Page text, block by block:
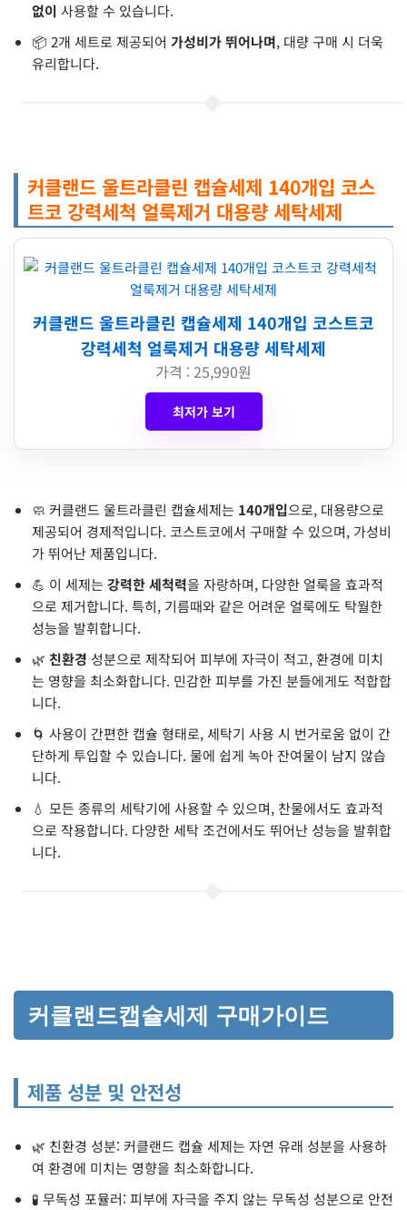
없이 사용할 수 있습니다.
📦 2개 세트로 제공되어 가성비가 뛰어나며, 대량 구매 시 더욱
유리합니다.
커클랜드 울트라클린 캡슐세제 140개입 코스
트코 강력세척 얼룩제거 대용량 세탁세제
커클랜드 울트라클린 캡슐세제 140개입 코스트코
강력세척 얼룩제거 대용량 세탁세제
가격 : 25,990원
최저가 보기
🧼 커클랜드 울트라클린 캡슐세제는 140개입으로, 대용량으로
제공되어 경제적입니다. 코스트코에서 구매할 수 있으며, 가성비
가 뛰어난 제품입니다.
💪 이 세제는 강력한 세척력을 자랑하며, 다양한 얼룩을 효과적
으로 제거합니다. 특히, 기름때와 같은 어려운 얼룩에도 탁월한
성능을 발휘합니다.
🌿 친환경 성분으로 제작되어 피부에 자극이 적고, 환경에 미치
는 영향을 최소화합니다. 민감한 피부를 가진 분들에게도 적합합
니다.
🌀 사용이 간편한 캡슐 형태로, 세탁기 사용 시 번거로움 없이 간
단하게 투입할 수 있습니다. 물에 쉽게 녹아 잔여물이 남지 않습
니다.
💧 모든 종류의 세탁기에 사용할 수 있으며, 찬물에서도 효과적
으로 작용합니다. 다양한 세탁 조건에서도 뛰어난 성능을 발휘합
니다.
커클랜드캡슐세제 구매가이드
제품 성분 및 안전성
🌿 친환경 성분: 커클랜드 캡슐 세제는 자연 유래 성분을 사용하
여 환경에 미치는 영향을 최소화합니다.
🧪 무독성 포뮬러: 피부에 자극을 주지 않는 무독성 성분으로 안전